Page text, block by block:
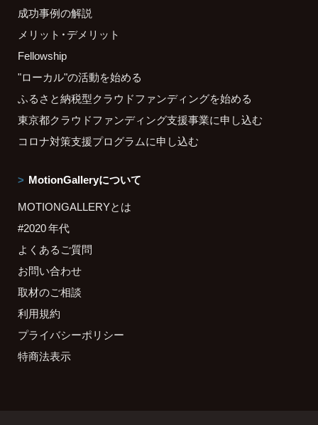
成功事例の解説
メリット・デメリット
Fellowship
"ローカル"の活動を始める
ふるさと納税型クラウドファンディングを始める
東京都クラウドファンディング支援事業に申し込む
コロナ対策支援プログラムに申し込む
MotionGalleryについて
MOTIONGALLERYとは
#2020 年代
よくあるご質問
お問い合わせ
取材のご相談
利用規約
プライバシーポリシー
特商法表示